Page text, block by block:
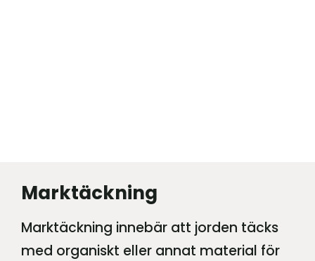
Marktäckning
Marktäckning innebär att jorden täcks
med organiskt eller annat material för